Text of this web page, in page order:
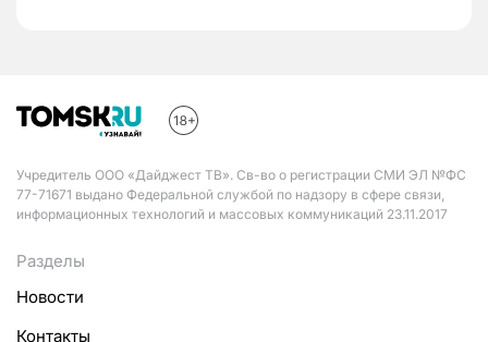
Учредитель ООО «Дайджест ТВ». Св-во о регистрации СМИ ЭЛ №ФС
77-71671 выдано Федеральной службой по надзору в сфере связи,
информационных технологий и массовых коммуникаций 23.11.2017
Разделы
Новости
Контакты